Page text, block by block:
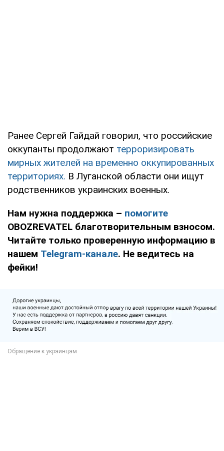
Ранее Сергей Гайдай говорил, что российские
оккупанты продолжают терроризировать
мирных жителей на временно оккупированных
территориях. В Луганской области они ищут
родственников украинских военных.
Нам нужна поддержка – помогите
OBOZREVATEL благотворительным взносом.
Читайте только проверенную информацию в
нашем Telegram-канале. Не ведитесь на
фейки!